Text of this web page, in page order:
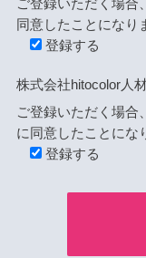
ご登録いただく場合
同意したことになり
登録する
株式会社hitocolor人
ご登録いただく場合
に同意したことにな
登録する